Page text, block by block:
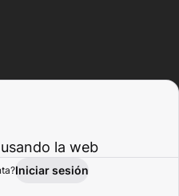
Actividad
la web
Iniciar sesión